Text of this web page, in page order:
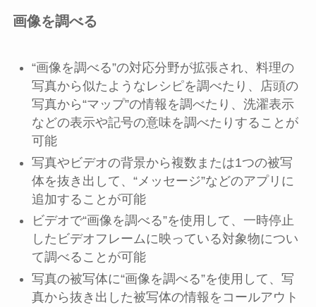
画像を調べる
“画像を調べる”の対応分野が拡張され、料理の
写真から似たようなレシピを調べたり、店頭の
写真から“マップ”の情報を調べたり、洗濯表示
などの表示や記号の意味を調べたりすることが
可能
写真やビデオの背景から複数または1つの被写
体を抜き出して、“メッセージ”などのアプリに
追加することが可能
ビデオで“画像を調べる”を使用して、一時停止
したビデオフレームに映っている対象物につい
て調べることが可能
写真の被写体に“画像を調べる”を使用して、写
真から抜き出した被写体の情報をコールアウト